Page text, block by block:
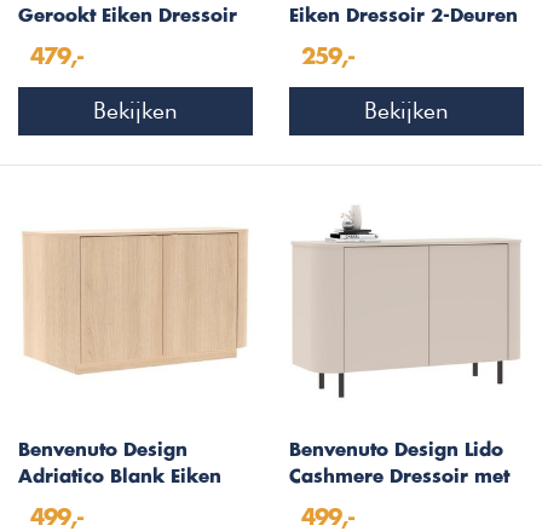
Gerookt Eiken Dressoir
479,-
Bekijken
Eiken Dressoir 2-Deuren
259,-
Bekijken
Benvenuto Design
Adriatico Blank Eiken
499,-
Benvenuto Design Lido
Cashmere Dressoir met
499,-